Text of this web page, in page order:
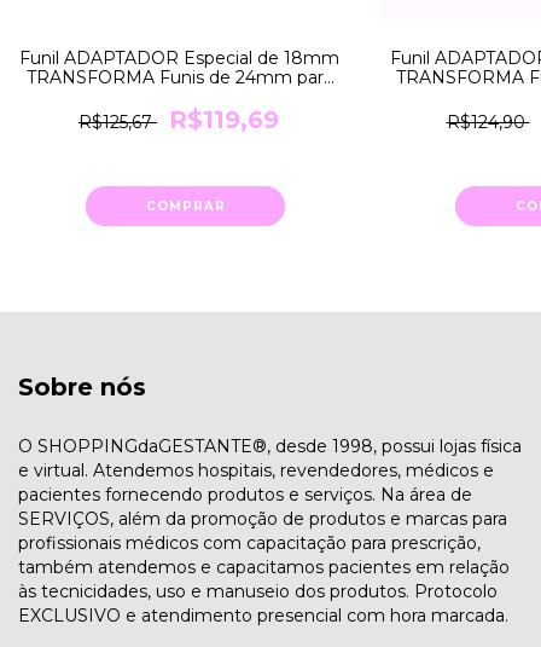
Funil ADAPTADOR Especial de 18mm
TRANSFORMA Funis de 24mm para
R$125,67
R$119,69
COMPRAR
Funil
TRANSFORMA
R$124,90
Sobre nós
O SHOPPINGdaGESTANTE®, desde 1998, possui lojas física
e virtual. Atendemos hospitais, revendedores, médicos e
pacientes fornecendo produtos e serviços. Na área de
SERVIÇOS, além da promoção de produtos e marcas para
profissionais médicos com capacitação para prescrição,
também atendemos e capacitamos pacientes em relação
às tecnicidades, uso e manuseio dos produtos. Protocolo
EXCLUSIVO e atendimento presencial com hora marcada.